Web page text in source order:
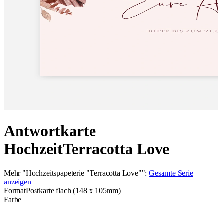
Antwortkarte
HochzeitTerracotta Love
Mehr"Hochzeitspapeterie "Terracotta Love"": Gesamte Serie
anzeigen
FormatPostkarte flach (148 x 105mm)
Farbe